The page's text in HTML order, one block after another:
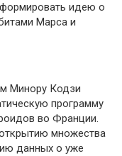
идею о
Марса и
Минору Кодзи
программу
во Франции.
множества
данных о уже